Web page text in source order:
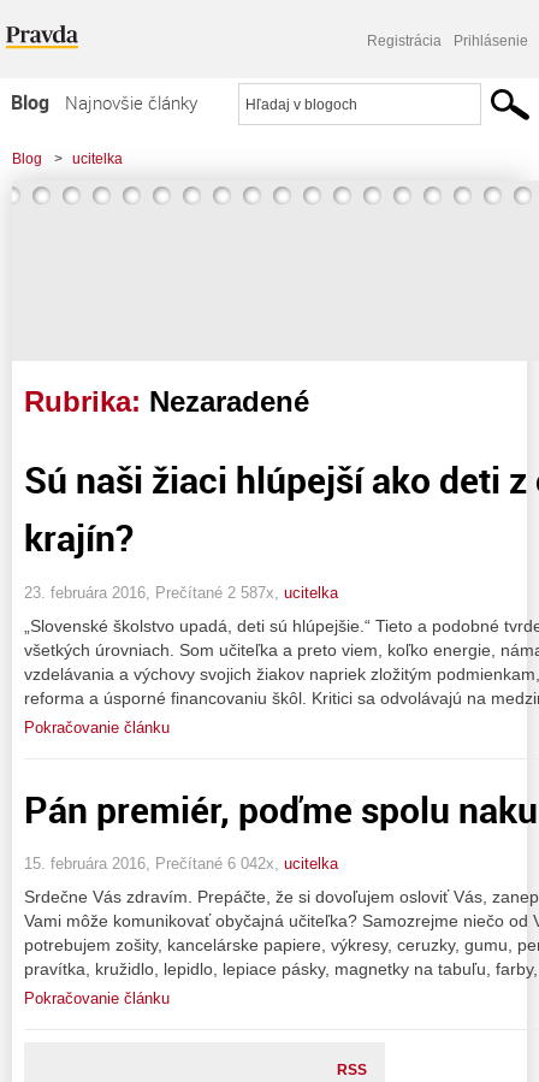
Registrácia Prihlásenie
Blog
Najnovšie články
Najčítanejšie články
Najkomentovanejšie články
Blog > ucitelka
Rubrika: Nezaradené
Sú naši žiaci hlúpejší ako deti
krajín?
23. februára 2016, Prečítané 2 587x, ucitelka
„Slovenské školstvo upadá, deti sú hlúpejšie.“ Tieto a podobné
všetkých úrovniach. Som učiteľka a preto viem, koľko energie,
vzdelávania a výchovy svojich žiakov napriek zložitým
reforma a úsporné financovaniu škôl. Kritici sa odvolávajú na
Pokračovanie článku
Pán premiér, poďme spolu
15. februára 2016, Prečítané 6 042x, ucitelka
Srdečne Vás zdravím. Prepáčte, že si dovoľujem osloviť Vás,
Vami môže komunikovať obyčajná učiteľka? Samozrejme niečo od
potrebujem zošity, kancelárske papiere, výkresy, ceruzky, gumu,
pravítka, kružidlo, lepidlo, lepiace pásky, magnetky na tabuľu,
Pokračovanie článku
RSS